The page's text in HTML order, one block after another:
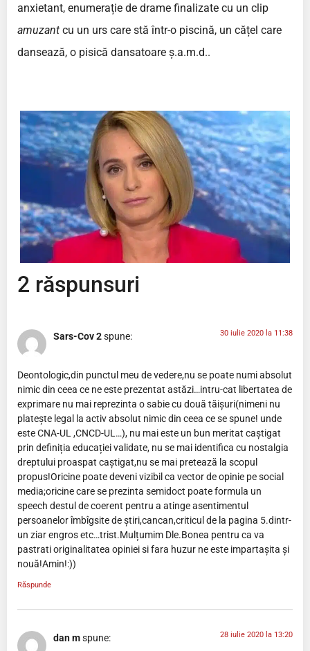
anxietant, enumerație de drame finalizate cu un clip
amuzant cu un urs care stă într-o piscină, un cățel care
dansează, o pisică dansatoare ș.a.m.d..
2 răspunsuri
Sars-Cov 2spune: 30 iulie 2020 la 11:38
Deontologic,din punctul meu de vedere,nu se poate numi absolut
nimic din ceea ce ne este prezentat astăzi…intru-cat libertatea de
exprimare nu mai reprezinta o sabie cu două tăișuri(nimeni nu
platește legal la activ absolut nimic din ceea ce se spune! unde
este CNA-UL ,CNCD-UL…), nu mai este un bun meritat caștigat
prin definiția educației validate, nu se mai identifica cu nostalgia
dreptului proaspat caștigat,nu se mai pretează la scopul
propus!Oricine poate deveni vizibil ca vector de opinie pe social
media;oricine care se prezinta semidoct poate formula un
speech destul de coerent pentru a atinge asentimentul
persoanelor îmbîgsite de știri,cancan,criticul de la pagina 5.dintr-
un ziar engros etc…trist.Mulțumim Dle.Bonea pentru ca va
pastrati originalitatea opiniei si fara huzur ne este impartașita și
nouă!Amin!:))
Răspunde
dan mspune: 28 iulie 2020 la 13:20